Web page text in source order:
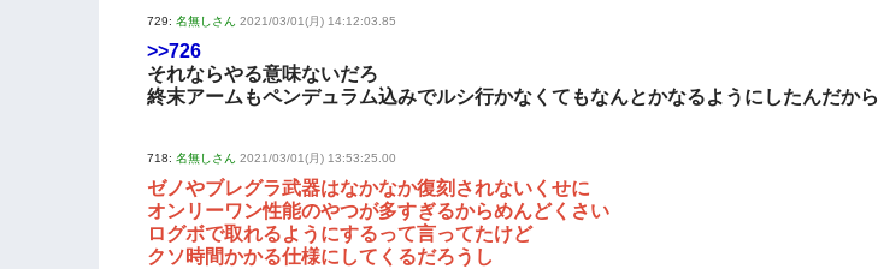
729: 名無しさん 2021/03/01(月) 14:12:03.85
>>726
それならやる意味ないだろ
終末アームもペンデュラム込みでルシ行かなくてもなんとかなるようにしたんだから
718: 名無しさん 2021/03/01(月) 13:53:25.00
ゼノやブレグラ武器はなかなか復刻されないくせに
オンリーワン性能のやつが多すぎるからめんどくさい
ログボで取れるようにするって言ってたけど
クソ時間かかる仕様にしてくるだろうし